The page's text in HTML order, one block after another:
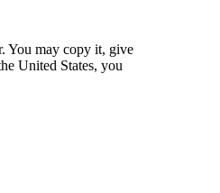
You may copy it, give
United States, you